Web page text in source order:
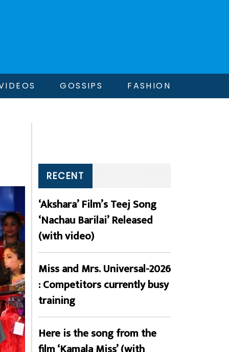
GOSSIPS FASHION
RECENT
‘Akshara’ Film’s Teej Song
‘Nachau Barilai’ Released
(with video)
Miss and Mrs. Universal-2026
: Competitors currently busy
training
Here is the song from the